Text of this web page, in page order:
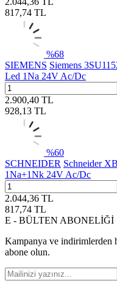
817,74 TL
%68
SIEMENS Siemens
Led 1Na 24V Ac/Dc
2.900,40 TL
928,13 TL
%60
SCHNEIDER Schneider
1Na+1Nk 24V Ac/Dc
2.044,36 TL
817,74 TL
E - BÜLTEN ABONELİĞİ
Kampanya ve indirimlerden
abone olun.